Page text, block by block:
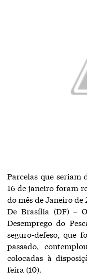
Parcelas que seriam
16 de janeiro foram
do mês de Janeiro de
De Brasília (DF) –
Desemprego do
seguro-defeso, que
passado,
colocadas à
feira (10).